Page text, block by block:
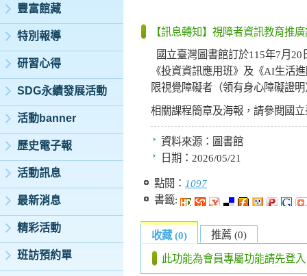
豐富館藏
特別報導
研習心得
SDG永續發展活動
活動banner
歷史電子報
活動訊息
最新消息
精彩活動
班訪預約單
【訊息轉知】視障者資訊教育推
國立臺灣圖書館訂於115年7月 20
《投資資訊應用班》及《AI生活
限視覺障礙者（領有身心障礙證
相關課程簡章及海報，請參閱國
資料來源： 圖書館
日期： 2026/05/21
點閱： 1097
書籤:
收藏 (0) 推薦 (0)
此功能為會員專屬功能請先登入